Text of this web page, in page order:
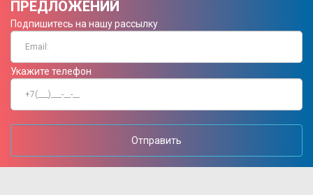
ПРЕДЛОЖЕНИЙ
Подпишитесь на нашу рассылку
Укажите телефон
Отправить